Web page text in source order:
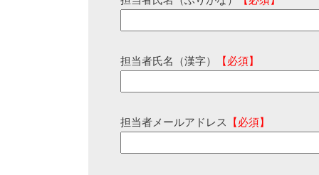
担当者氏名（漢字） 【必須】
担当者メールアドレス 【必須】